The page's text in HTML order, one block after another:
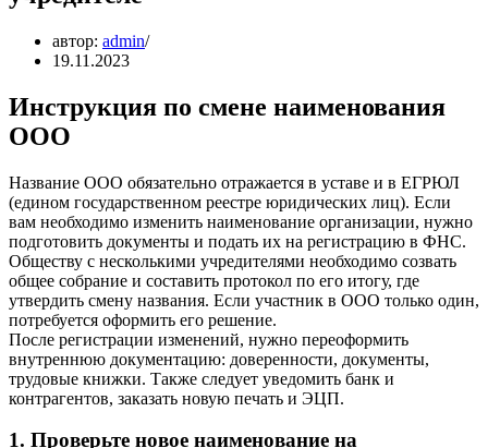
автор: admin
19.11.2023
Инструкция по смене наименования
ООО
Название ООО обязательно отражается в уставе и в ЕГРЮЛ
(едином государственном реестре юридических лиц). Если
вам необходимо изменить наименование организации, нужно
подготовить документы и подать их на регистрацию в ФНС.
Обществу с несколькими учредителями необходимо созвать
общее собрание и составить протокол по его итогу, где
утвердить смену названия. Если участник в ООО только один,
потребуется оформить его решение.
После регистрации изменений, нужно переоформить
внутреннюю документацию: доверенности, документы,
трудовые книжки. Также следует уведомить банк и
контрагентов, заказать новую печать и ЭЦП.
1. Проверьте новое наименование на